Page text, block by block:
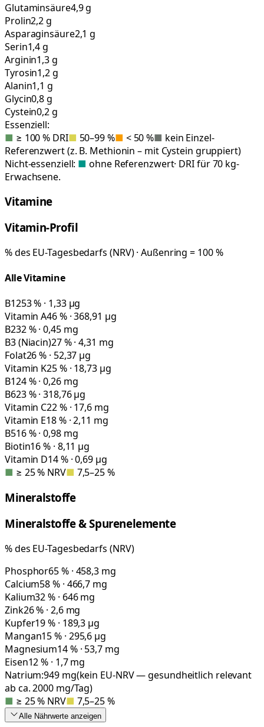
Glutaminsäure4,9 g
Prolin2,2 g
Asparaginsäure2,1 g
Serin1,4 g
Arginin1,3 g
Tyrosin1,2 g
Alanin1,1 g
Glycin0,8 g
Cystein0,2 g
Essenziell:
■ ≥ 100 % DRI■ 50–99 %■ < 50 %■ kein Einzel-
Referenzwert (z. B. Methionin – mit Cystein gruppiert)
Nicht-essenziell: ■ ohne Referenzwert· DRI für 70 kg-
Erwachsene.
Vitamine
Vitamin-Profil
% des EU-Tagesbedarfs (NRV) · Außenring = 100 %
Alle Vitamine
B1253 % · 1,33 µg
Vitamin A46 % · 368,91 µg
B232 % · 0,45 mg
B3 (Niacin)27 % · 4,31 mg
Folat26 % · 52,37 µg
Vitamin K25 % · 18,73 µg
B124 % · 0,26 mg
B623 % · 318,76 µg
Vitamin C22 % · 17,6 mg
Vitamin E18 % · 2,11 mg
B516 % · 0,98 mg
Biotin16 % · 8,11 µg
Vitamin D14 % · 0,69 µg
■ ≥ 25 % NRV■ 7,5–25 %
Mineralstoffe
Mineralstoffe & Spurenelemente
% des EU-Tagesbedarfs (NRV)
Phosphor65 % · 458,3 mg
Calcium58 % · 466,7 mg
Kalium32 % · 646 mg
Zink26 % · 2,6 mg
Kupfer19 % · 189,3 µg
Mangan15 % · 295,6 µg
Magnesium14 % · 53,7 mg
Eisen12 % · 1,7 mg
Natrium:949mg(kein EU-NRV — gesundheitlich relevant
ab ca. 2000 mg/Tag)
■ ≥ 25 % NRV■ 7,5–25 %
Alle Nährwerte anzeigen